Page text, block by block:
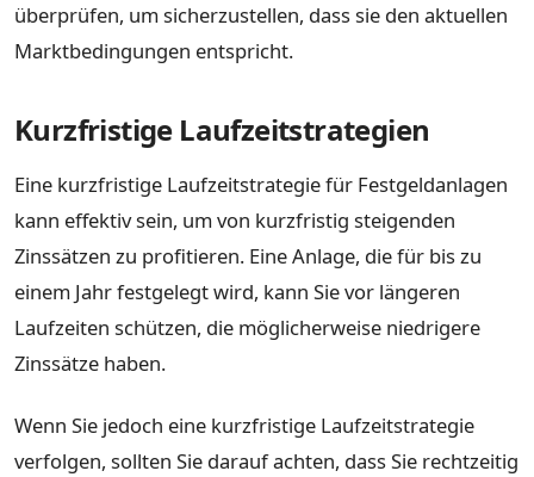
überprüfen, um sicherzustellen, dass sie den aktuellen
Marktbedingungen entspricht.
Kurzfristige Laufzeitstrategien
Eine kurzfristige Laufzeitstrategie für Festgeldanlagen
kann effektiv sein, um von kurzfristig steigenden
Zinssätzen zu profitieren. Eine Anlage, die für bis zu
einem Jahr festgelegt wird, kann Sie vor längeren
Laufzeiten schützen, die möglicherweise niedrigere
Zinssätze haben.
Wenn Sie jedoch eine kurzfristige Laufzeitstrategie
verfolgen, sollten Sie darauf achten, dass Sie rechtzeitig